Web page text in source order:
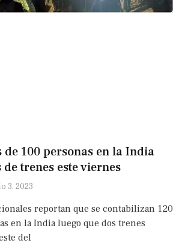
de 100 personas en la India
trenes este viernes
3, 2023
reportan que se contabilizan 120
en la India luego que dos trenes
del